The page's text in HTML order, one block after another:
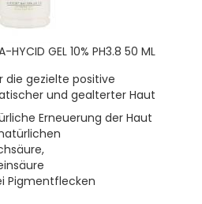
HYCID GEL 10% PH3.8 50 ML
die gezielte positive
und gealterter Haut
Erneuerung der Haut
Pigmentflecken